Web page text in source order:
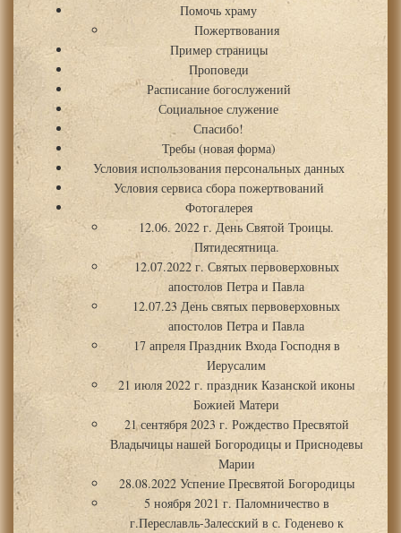
Помочь храму
Пожертвования
Пример страницы
Проповеди
Расписание богослужений
Социальное служение
Спасибо!
Требы (новая форма)
Условия использования персональных данных
Условия сервиса сбора пожертвований
Фотогалерея
12.06. 2022 г. День Святой Троицы.
Пятидесятница.
12.07.2022 г. Святых первоверховных
апостолов Петра и Павла
12.07.23 День святых первоверховных
апостолов Петра и Павла
17 апреля Праздник Входа Господня в
Иерусалим
21 июля 2022 г. праздник Казанской иконы
Божией Матери
21 сентября 2023 г. Рождество Пресвятой
Владычицы нашей Богородицы и Приснодевы
Марии
28.08.2022 Успение Пресвятой Богородицы
5 ноября 2021 г. Паломничество в
г.Переславль-Залесский в с. Годенево к